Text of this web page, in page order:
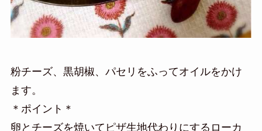
粉チーズ、黒胡椒、パセリをふってオイルをかけ
ます。
＊ポイント＊
卵とチーズを焼いてピザ生地代わりにするローカ